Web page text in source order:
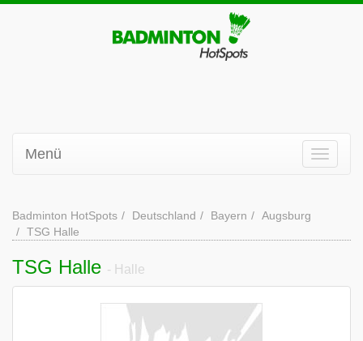
Menü
Badminton HotSpots Deutschland Bayern
Augsburg
TSG Halle
TSG Halle - Halle